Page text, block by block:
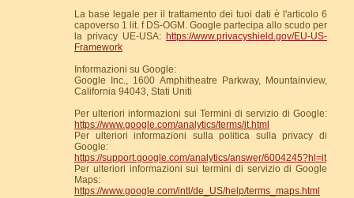
La base legale per il trattamento dei tuoi dati è l'articolo 6
capoverso 1 lit. f DS-OGM. Google partecipa allo scudo per
la privacy UE-USA: https://www.privacyshield.gov/EU-US-
Framework
Informazioni su Google:
Google Inc., 1600 Amphitheatre Parkway, Mountainview,
California 94043, Stati Uniti
Per ulteriori informazioni sui Termini di servizio di Google:
https://www.google.com/analytics/terms/it.html
Per ulteriori informazioni sulla politica sulla privacy di
Google:
https://support.google.com/analytics/answer/6004245?hl=it
Per ulteriori informazioni sui termini di servizio di Google
Maps:
https://www.google.com/intl/de_US/help/terms_maps.html